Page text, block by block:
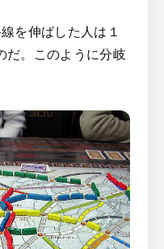
を伸ばした人は１
だ。このように分岐